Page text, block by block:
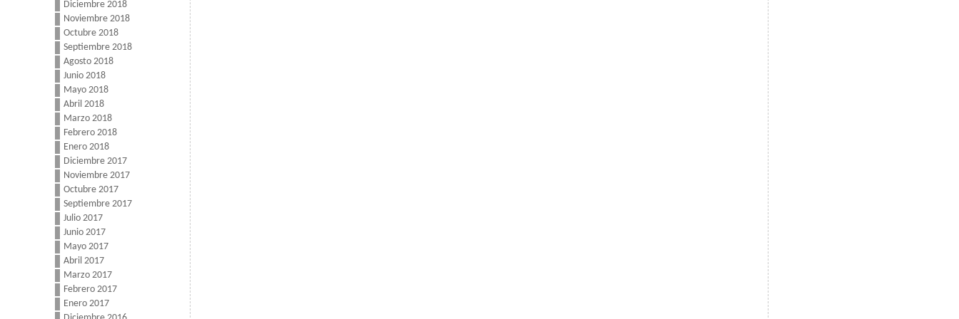
Diciembre 2018
Noviembre 2018
Octubre 2018
Septiembre 2018
Agosto 2018
Junio 2018
Mayo 2018
Abril 2018
Marzo 2018
Febrero 2018
Enero 2018
Diciembre 2017
Noviembre 2017
Octubre 2017
Septiembre 2017
Julio 2017
Junio 2017
Mayo 2017
Abril 2017
Marzo 2017
Febrero 2017
Enero 2017